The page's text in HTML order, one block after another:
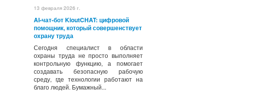
13 февраля 2026 г.
AI-чат-бот KioutCHAT: цифровой
помощник, который совершенствует
охрану труда
Сегодня специалист в области
охраны труда не просто выполняет
контрольную функцию, а помогает
создавать безопасную рабочую
среду, где технологии работают на
благо людей. Бумажный...